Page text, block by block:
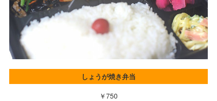
しょうが焼き弁当
￥750